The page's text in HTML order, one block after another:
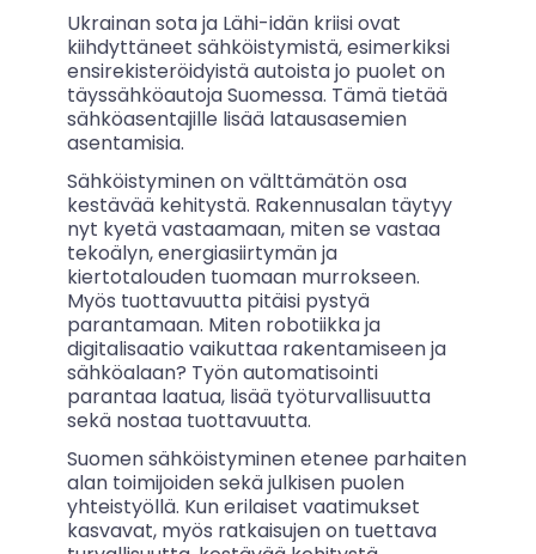
Ukrainan sota ja Lähi-idän kriisi ovat
kiihdyttäneet sähköistymistä, esimerkiksi
ensirekisteröidyistä autoista jo puolet on
täyssähköautoja Suomessa. Tämä tietää
sähköasentajille lisää latausasemien
asentamisia.
Sähköistyminen on välttämätön osa
kestävää kehitystä. Rakennusalan täytyy
nyt kyetä vastaamaan, miten se vastaa
tekoälyn, energiasiirtymän ja
kiertotalouden tuomaan murrokseen.
Myös tuottavuutta pitäisi pystyä
parantamaan. Miten robotiikka ja
digitalisaatio vaikuttaa rakentamiseen ja
sähköalaan? Työn automatisointi
parantaa laatua, lisää työturvallisuutta
sekä nostaa tuottavuutta.
Suomen sähköistyminen etenee parhaiten
alan toimijoiden sekä julkisen puolen
yhteistyöllä. Kun erilaiset vaatimukset
kasvavat, myös ratkaisujen on tuettava